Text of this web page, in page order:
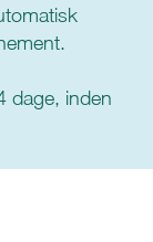
dage, inden